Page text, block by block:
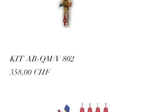
KIT AB-QM/V 802
Prix
358,00 CHF